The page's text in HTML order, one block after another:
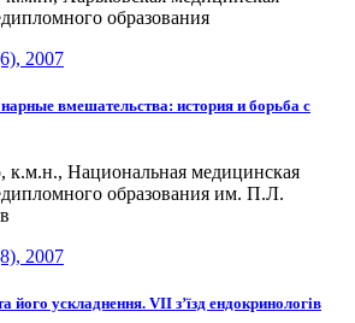
образования
2007
вмешательства: история и борьба с
к.м.н., Национальная медицинская
образования им. П.Л.
2007
його ускладнення. VII з’їзд ендокринологів